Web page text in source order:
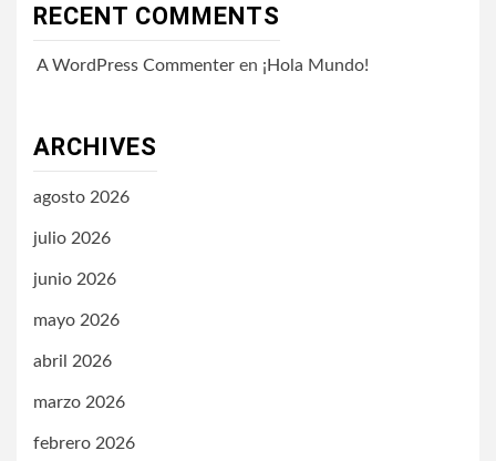
RECENT COMMENTS
A WordPress Commenter en ¡Hola Mundo!
ARCHIVES
agosto 2026
julio 2026
junio 2026
mayo 2026
abril 2026
marzo 2026
febrero 2026